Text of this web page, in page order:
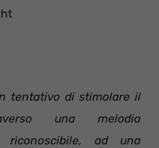
tentativo di stimolare il
una melodia
riconoscibile, ad una